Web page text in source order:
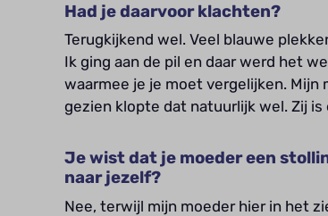
Had je daarvoor klachten?
Terugkijkend wel. Veel blauwe
Ik ging aan de pil en daar werd het
waarmee je je moet vergelijken.
gezien klopte dat natuurlijk wel. Zij
Je wist dat je moeder een
naar jezelf?
Nee, terwijl mijn moeder hier in het